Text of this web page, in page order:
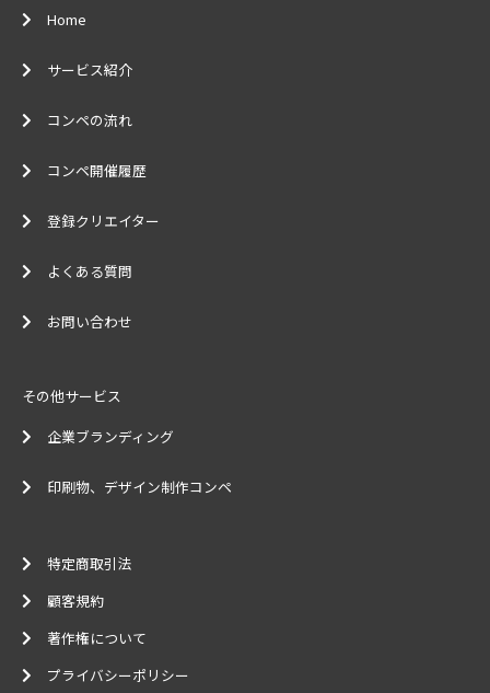
Home
サービス紹介
コンペの流れ
コンペ開催履歴
登録クリエイター
よくある質問
お問い合わせ
その他サービス
企業ブランディング
印刷物、デザイン制作コンペ
特定商取引法
顧客規約
著作権について
プライバシーポリシー